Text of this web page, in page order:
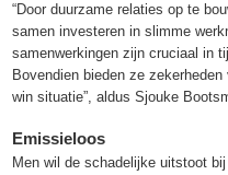
“Door duurzame relaties op te
samen investeren in slimme
samenwerkingen zijn cruciaal in
Bovendien bieden ze
win situatie”, aldus Sjouke
Emissieloos
Men wil de schadelijke uitstoot